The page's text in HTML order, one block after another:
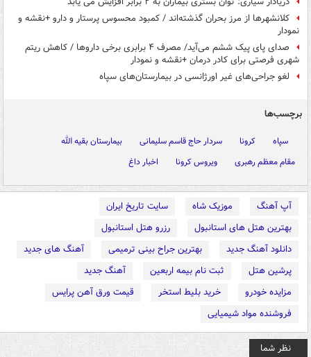
کلانشهرها از مرز بحران گذشته‌اند / کمبود محسوس پرستار و دارو +نقشه و
نمودار
صدای پای پیک ششم می‌آید/ مصرف ۴ برابری برخی داروها / کاهش ریتم
شهری فرصتی برای کادر درمان +نقشه و نمودار
لغو جراحی‌های غیر اورژانسی در بیمارستان‌های سپاه
برچسب‌ها
سپاه کرونا سردار حاج قاسم سلیمانی
بیمارستان بقیه الله
مقام معظم رهبری
ویروس کرونا اخبار داغ
آپ آهنگ موزیک شاه
سایت تاریخ ایران
بهترین هتل های استانبول
رزرو هتل استانبول
دانلود آهنگ جدید
بهترین جراح بینی ترمیمی
آهنگ های جدید
پرشین هتل
ثبت نام بیمه اربعین
آهنگ جدید
مزایده خودرو
خرید بلیط استخر
قیمت ورق آهن پرایس
فروشنده مواد شیمیایی
نظر شما